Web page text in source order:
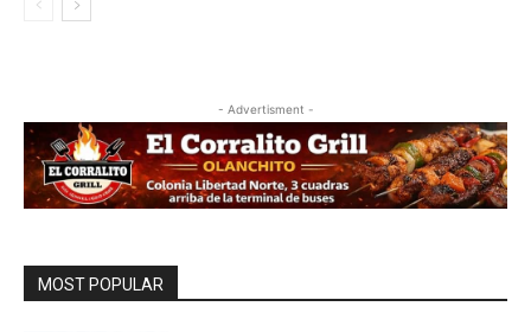
- Advertisment -
MOST POPULAR